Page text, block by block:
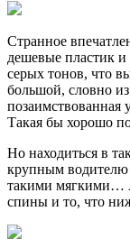
Странное
дешевые пластик и
серых тонов, что
большой, словно
позаимствованная
Такая бы хорошо
Но находиться в
крупным
такими мягкими…
спины и то, что